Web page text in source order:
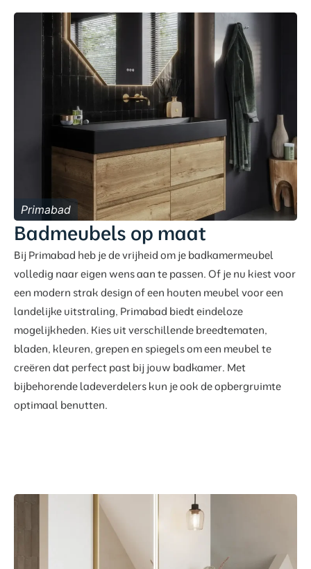
Badmeubels op maat
Bij Primabad heb je de vrijheid om je badkamermeubel
volledig naar eigen wens aan te passen. Of je nu kiest voor
een modern strak design of een houten meubel voor een
landelijke uitstraling, Primabad biedt eindeloze
mogelijkheden. Kies uit verschillende breedtematen,
bladen, kleuren, grepen en spiegels om een meubel te
creëren dat perfect past bij jouw badkamer. Met
bijbehorende ladeverdelers kun je ook de opbergruimte
optimaal benutten.
Primabad